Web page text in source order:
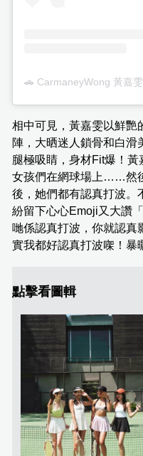
相中可見，黃嘉雯以鮮艷
陣，大晒迷人鎖骨和白滑
腿極吸睛，身材Fit爆！
女孩們在網球場上……然
後，她們都有認真打波。
紛留下心心Emoji又大讚
哋係認真打波，你就認真
實我都好認真打波㗎！暴
點擊看圖輯